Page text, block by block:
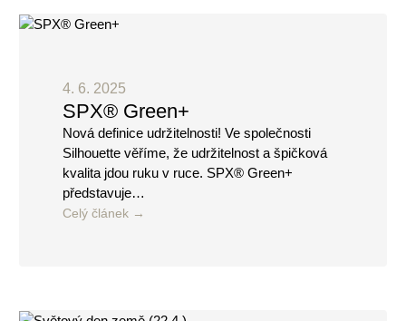
4. 6. 2025
SPX® Green+
Nová definice udržitelnosti! Ve společnosti
Silhouette věříme, že udržitelnost a špičková
kvalita jdou ruku v ruce. SPX® Green+
představuje…
Celý článek